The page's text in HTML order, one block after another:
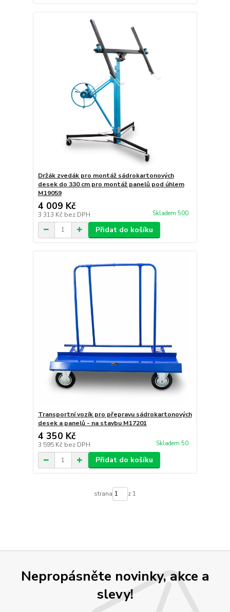
Držák zvedák pro montáž sádrokartonových
desek do 330 cm pro montáž panelů pod úhlem
M19059
4 009 Kč
3 313 Kč bez DPH Skladem 500
Přidat do košíku
Transportní vozík pro přepravu sádrokartonových
desek a panelů - na stavbu M17201
4 350 Kč
3 595 Kč bez DPH Skladem 50
Přidat do košíku
strana z 1
Nepropásněte novinky, akce a
slevy!